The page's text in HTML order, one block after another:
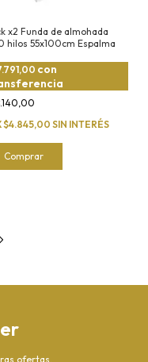
x2 Funda de almohada
hilos 55x100cm Espalma
con
$4.845,00 SIN INTERÉS
Comprar
ofertas.